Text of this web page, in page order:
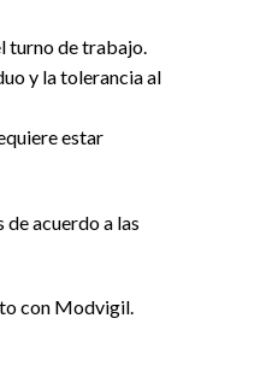
turno de trabajo.
y la tolerancia al
estar
acuerdo a las
con Modvigil.